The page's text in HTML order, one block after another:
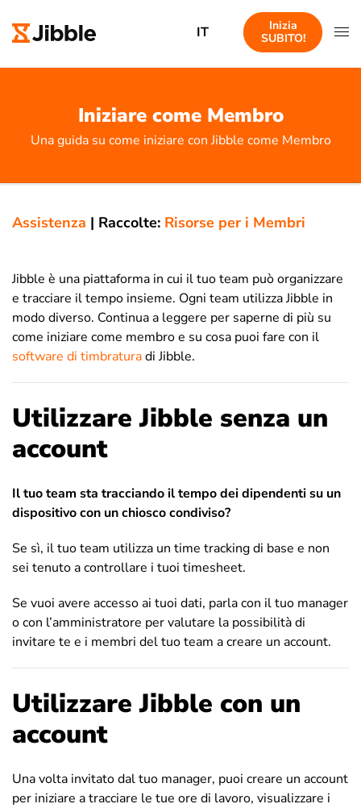
IT
Inizia
SUBITO!
Iniziare come Membro
Una guida su come iniziare con Jibble come Membro
Assistenza | Raccolte: Risorse per i Membri
Jibble è una piattaforma in cui il tuo team può organizzare
e tracciare il tempo insieme. Ogni team utilizza Jibble in
modo diverso. Continua a leggere per saperne di più su
come iniziare come membro e su cosa puoi fare con il
software di timbraturadi Jibble.
Utilizzare Jibble senza un
account
Il tuo team sta tracciando il tempo dei dipendenti su un
dispositivo con un chiosco condiviso?
Se sì, il tuo team utilizza un time tracking di base e non
sei tenuto a controllare i tuoi timesheet.
Se vuoi avere accesso ai tuoi dati, parla con il tuo manager
o con l’amministratore per valutare la possibilità di
invitare te e i membri del tuo team a creare un account.
Utilizzare Jibble con un
account
Una volta invitato dal tuo manager, puoi creare un account
per iniziare a tracciare le tue ore di lavoro, visualizzare i